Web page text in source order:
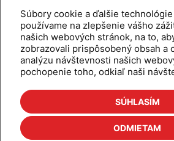
Súbory cookie a ďalšie
používame na zlepšenie vášho
našich webových stránok, na to,
zobrazovali prispôsobený obsah a
analýzu návštevnosti našich
pochopenie toho, odkiaľ naši
SÚHLASÍM
ODMIETAM
Domov
Produkty
Aktuality
Odber
Kalkulačky
Cenníky
Na stiahnutie
Kontakt